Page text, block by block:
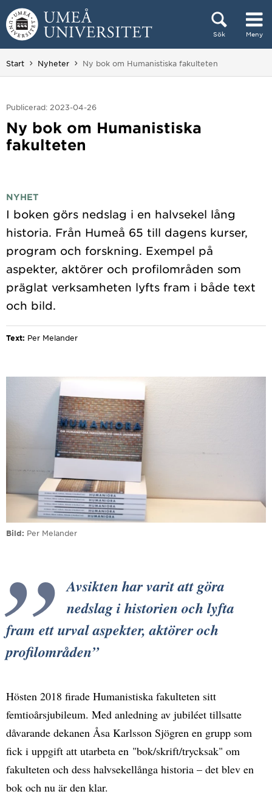
Hoppa direkt till innehållet
Sök Meny
Huvudmenyn dold.
Start Nyheter Du är här:
Ny bok om Humanistiska fakulteten
Publicerad: 2023-04-26
Ny bok om Humanistiska
fakulteten
NYHET
I boken görs nedslag i en halvsekel lång
historia. Från Humeå 65 till dagens kurser,
program och forskning. Exempel på
aspekter, aktörer och profilområden som
präglat verksamheten lyfts fram i både text
Text: Per Melander
Bild Per Melander
Avsikten har varit att göra
nedslag i historien och lyfta
fram ett urval aspekter, aktörer och
profilområden
Hösten 2018 firade Humanistiska fakulteten sitt
femtioårsjubileum. Med anledning av jubiléet tillsatte
dåvarande dekanen Åsa Karlsson Sjögren en grupp som
fick i uppgift att utarbeta en "bok/skrift/trycksak" om
fakulteten och dess halvsekellånga historia – det blev en
bok och nu är den klar.